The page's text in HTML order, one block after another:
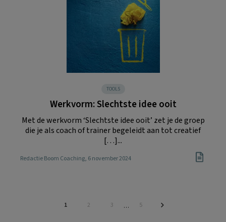
TOOLS
Werkvorm: Slechtste idee ooit
Met de werkvorm ‘Slechtste idee ooit’ zet je de groep
die je als coach of trainer begeleidt aan tot creatief
[…]...
Redactie Boom Coaching, 6 november 2024
Pagina
1 Pagina
2 Pagina
3
Interim
… Pagina
5